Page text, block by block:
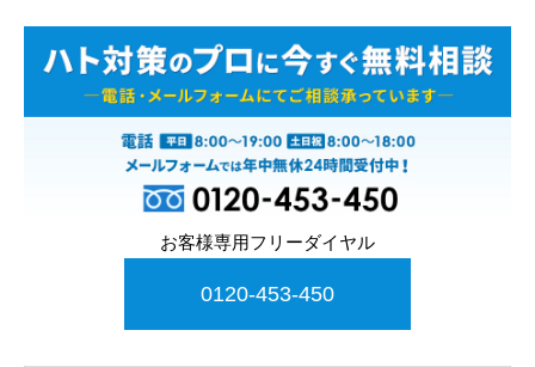
お客様専用フリーダイヤル
0120-453-450